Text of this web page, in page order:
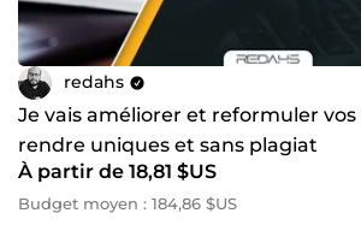
redahs
Je vais améliorer et reformuler
rendre uniques et sans plagiat
À partir de 18,81 $US
Budget moyen : 184,86 $US